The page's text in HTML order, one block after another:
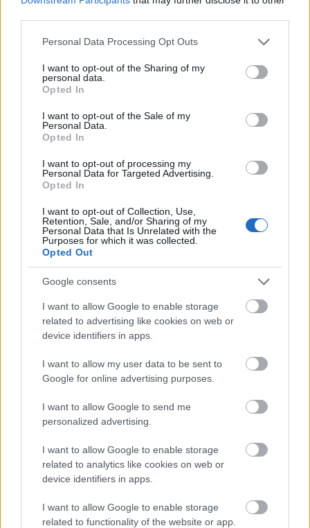
Please note that this website/app uses one or more Google
not limited to your visit or usage behaviour. You may click to
grant or deny consent to Google and its third-party tags to
use your data for below specified purposes in below Google
consent section.
Personal Data Processing Opt Outs
I want to opt-out of the Sharing of my
personal data.
Opted In
I want to opt-out of the Sale of my
Personal Data.
Opted In
I want to opt-out of processing my
Personal Data for Targeted Advertising.
Opted In
I want to opt-out of Collection, Use,
Retention, Sale, and/or Sharing of my
Personal Data that Is Unrelated with the
Purposes for which it was collected.
Opted Out
Google consents
I want to allow Google to enable storage
related to advertising like cookies on web or
device identifiers in apps.
I want to allow my user data to be sent to
Google for online advertising purposes.
I want to allow Google to send me
personalized advertising.
I want to allow Google to enable storage
related to analytics like cookies on web or
device identifiers in apps.
I want to allow Google to enable storage
related to functionality of the website or app.
အသုံးပြုသူအားလုံးအတွက် တရားမျှတသော
အတွေ့အကြုံကို ထိန်းသိမ်းပါ
စိတ်ရှည်ရှည်နဲ့ သည်းခံပေးတဲ့အတွက် အရမ်းကျေးဇူးတင်ပါ
တယ် :-) ဒီခြေလှမ်းလေးက လူတိုင်းအတွက် ဝက်ဘ်ဆိုက်ကို
ချောမွေ့စွာလည်ပတ်နေစေပြီး အရည်အသွေးမြင့်
အကြောင်းအရာတွေကို ဆက်လက်ပံ့ပိုးပေးနိုင်အောင် ကူညီ
ပေးပါတယ် :-)
ရှည်လျားသောဗားရှင်း
ဒီအဆင့် ဘာကြောင့် လိုအပ်တယ်ဆိုတာ နည်းနည်းပိုရှင်းပြ
ချင်ပါတယ်။
ဒီဝက်ဘ်ဆိုက်က တကယ့်လူတွေ ဝင်ရောက်ကြည့်ရှုနိုင်အောင်
ရည်ရွယ်ထားတဲ့ အရည်အသွေးမြင့် ပုံတွေကို ပံ့ပိုးပေးပါ
တယ်။ ကံမကောင်းစွာပဲ၊ အင်တာနက်ပေါ်မှာ အကြောင်းအရာ
အမြောက်အမြားကို အလွန်လျင်မြန်စွာ ဒေါင်းလုဒ်လုပ်ခြင်း
ဖြင့် ဝက်ဘ်ဆိုက်များကို ကူးယူဖို့ ဒီဇိုင်းထုတ်ထားတဲ့
အလိုအလျောက်ကိရိယာတွေ ရှိပါတယ်။ ဒီကိရိယာတွေဟာ
အချိန်တိုအတွင်းမှာ ဖိုင်ကြီးတွေ ရာပေါင်းများစွာ ဒါမှမဟုတ်
ထောင်ပေါင်းများစွာကို တောင်းဆိုနိုင်ပြီး ပုံမှန်လာရောက်
ကြည့်ရှုသူတိုင်းထက် အများကြီးပိုများပါတယ်။